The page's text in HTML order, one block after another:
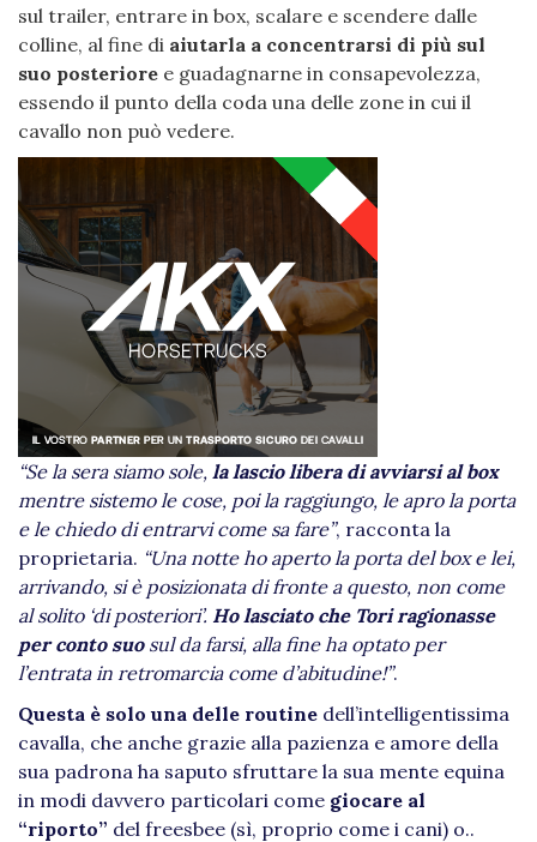
sul trailer, entrare in box, scalare e scendere dalle
colline, al fine di aiutarla a concentrarsi di più sul
suo posteriore e guadagnarne in consapevolezza,
essendo il punto della coda una delle zone in cui il
cavallo non può vedere.
“Se la sera siamo sole, la lascio libera di avviarsi al box
mentre sistemo le cose, poi la raggiungo, le apro la porta
e le chiedo di entrarvi come sa fare”, racconta la
proprietaria. “Una notte ho aperto la porta del box e lei,
arrivando, si è posizionata di fronte a questo, non come
al solito ‘di posteriori’. Ho lasciato che Tori ragionasse
per conto suosul da farsi, alla fine ha optato per
l’entrata in retromarcia come d’abitudine!”.
Questa è solo una delle routine dell’intelligentissima
cavalla, che anche grazie alla pazienza e amore della
sua padrona ha saputo sfruttare la sua mente equina
in modi davvero particolari come giocare al
“riporto” del freesbee (sì, proprio come i cani) o..